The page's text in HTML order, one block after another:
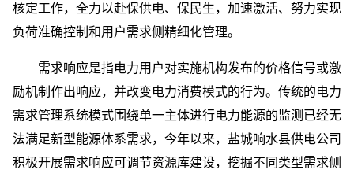
核定工作，全力以赴保供电、保民生，加速激活、努力实现
负荷准确控制和用户需求侧精细化管理。
需求响应是指电力用户对实施机构发布的价格信号或激
励机制作出响应，并改变电力消费模式的行为。传统的电力
需求管理系统模式围绕单一主体进行电力能源的监测已经无
法满足新型能源体系需求，今年以来，盐城响水县供电公司
积极开展需求响应可调节资源库建设，挖掘不同类型需求侧